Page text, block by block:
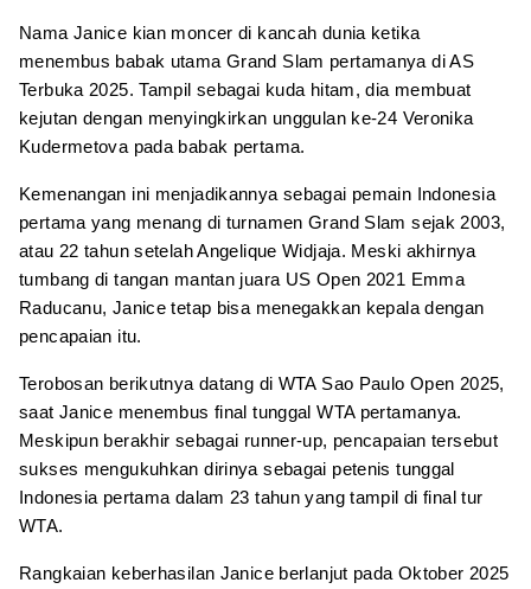
Nama Janice kian moncer di kancah dunia ketika
menembus babak utama Grand Slam pertamanya di AS
Terbuka 2025. Tampil sebagai kuda hitam, dia membuat
kejutan dengan menyingkirkan unggulan ke-24 Veronika
Kudermetova pada babak pertama.
Kemenangan ini menjadikannya sebagai pemain Indonesia
pertama yang menang di turnamen Grand Slam sejak 2003,
atau 22 tahun setelah Angelique Widjaja. Meski akhirnya
tumbang di tangan mantan juara US Open 2021 Emma
Raducanu, Janice tetap bisa menegakkan kepala dengan
pencapaian itu.
Terobosan berikutnya datang di WTA Sao Paulo Open 2025,
saat Janice menembus final tunggal WTA pertamanya.
Meskipun berakhir sebagai runner-up, pencapaian tersebut
sukses mengukuhkan dirinya sebagai petenis tunggal
Indonesia pertama dalam 23 tahun yang tampil di final tur
WTA.
Rangkaian keberhasilan Janice berlanjut pada Oktober 2025